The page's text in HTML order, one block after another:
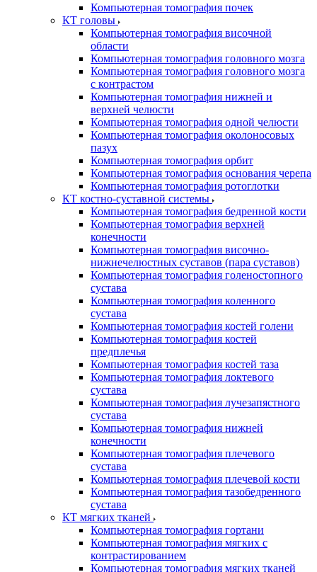
Компьютерная томография почек
КТ головы
Компьютерная томография височной
области
Компьютерная томография головного мозга
Компьютерная томография головного мозга
с контрастом
Компьютерная томография нижней и
верхней челюсти
Компьютерная томография одной челюсти
Компьютерная томография околоносовых
пазух
Компьютерная томография орбит
Компьютерная томография основания черепа
Компьютерная томография ротоглотки
КТ костно-суставной системы
Компьютерная томография бедренной кости
Компьютерная томография верхней
конечности
Компьютерная томография височно-
нижнечелюстных суставов (пара суставов)
Компьютерная томография голеностопного
сустава
Компьютерная томография коленного
сустава
Компьютерная томография костей голени
Компьютерная томография костей
предплечья
Компьютерная томография костей таза
Компьютерная томография локтевого
сустава
Компьютерная томография лучезапястного
сустава
Компьютерная томография нижней
конечности
Компьютерная томография плечевого
сустава
Компьютерная томография плечевой кости
Компьютерная томография тазобедренного
сустава
КТ мягких тканей
Компьютерная томография гортани
Компьютерная томография мягких с
контрастированием
Компьютерная томография мягких тканей